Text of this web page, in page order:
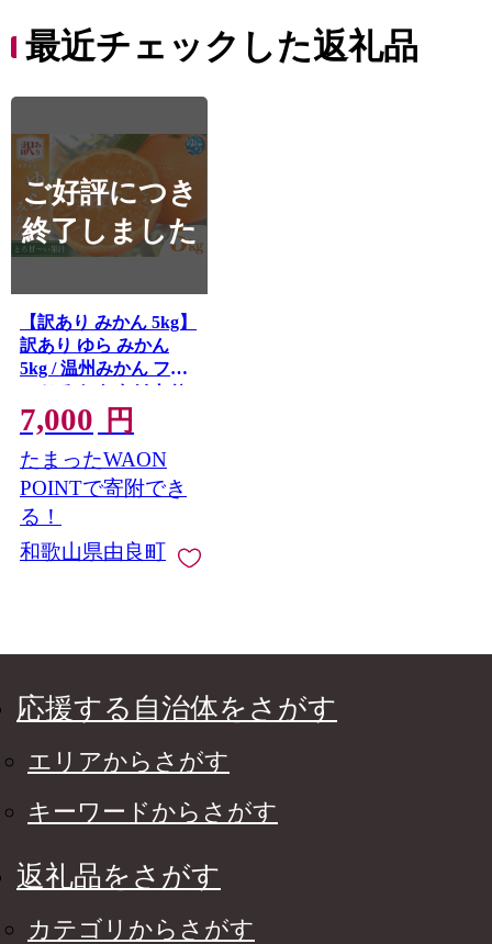
最近チェックした返礼品
ご好評につき
終了しました
【訳あり みかん 5kg】
訳あり ゆら みかん
5kg / 温州みかん フル
ーツ みかん わけあり
果物 柑橘 果実 甘味 ジ
ューシー 人気 産地直
送 和歌山 由良 家庭用
甘い ※2026年1月上旬
～順次発送【fmlb089-
1】
7,000 円
たまったWAON
POINTで寄附でき
る！
和歌山県由良町
応援する自治体をさがす
エリアからさがす
キーワードからさがす
返礼品をさがす
カテゴリからさがす